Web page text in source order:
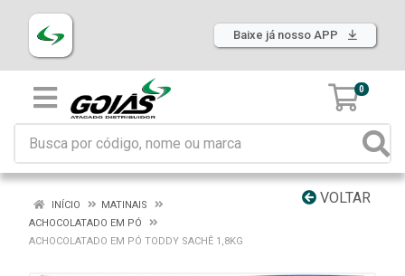
Baixe já nosso APP
0
VOLTAR
INÍCIO
MATINAIS
ACHOCOLATADO EM PÓ
ACHOCOLATADO EM PÓ TODDY SACHÊ 1,8KG